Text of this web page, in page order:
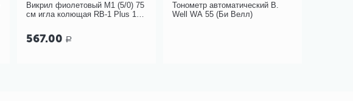
Викрил фиолетовый М1 (5/0) 75
см игла колющая RB-1 Plus 1/2
567.00 Р
Тонометр автоматический B.
Well WA 55 (Би Велл)